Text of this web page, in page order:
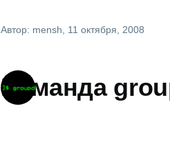
Автор: mensh , 11 октября, 2008
Команда